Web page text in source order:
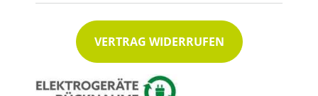
VERTRAG WIDERRUFEN